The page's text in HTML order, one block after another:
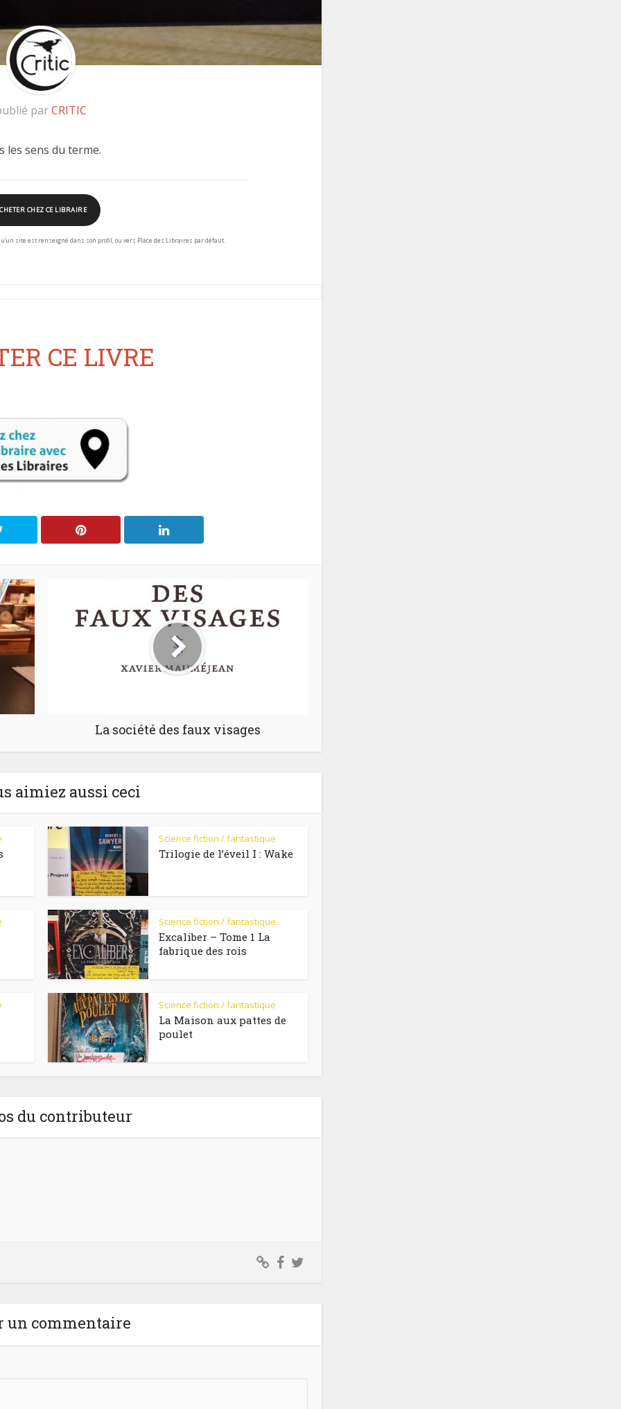
parCRITIC
les sens du terme.
CHEZ CE LIBRAIRE
site est renseigné dans son profil, ou vers Place des Libraires par défaut.
CE LIVRE
La société des faux visages
aimiez aussi ceci
Science fiction / fantastique
Trilogie de l’éveil I : Wake
Science fiction / fantastique
Excaliber – Tome 1 La
fabrique des rois
Science fiction / fantastique
La Maison aux pattes de
poulet
du contributeur
un commentaire